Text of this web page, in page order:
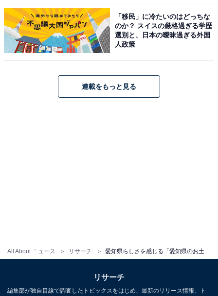
All About ニュース リサーチ
「移民」に冷たいのはどっちな
のか？ スイスの厳格過ぎる学歴
選別と、日本の曖昧過ぎる外国
人政策
連載をもっと見る
リサーチ
編集部が独自目線で調査したトピックスをはじめ、最新のリリース情報、ト